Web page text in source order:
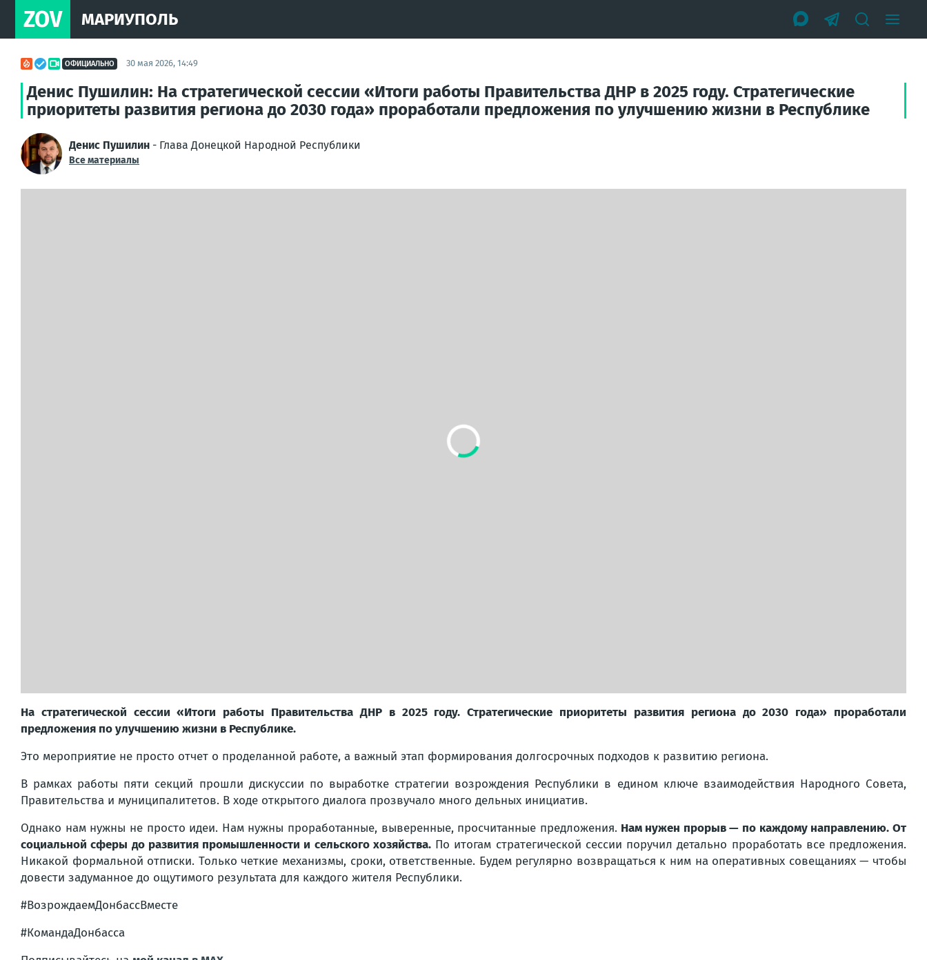
ZOV МАРИУПОЛЬ
ОФИЦИАЛЬНО 30 мая 2026, 14:49
Денис Пушилин: На стратегической сессии «Итоги работы Правительства ДНР в 2025 году. Стратегические
приоритеты развития региона до 2030 года» проработали предложения по улучшению жизни в Республике
Денис Пушилин - Глава Донецкой Народной Республики
Все материалы
На стратегической сессии «Итоги работы Правительства ДНР в 2025 году. Стратегические приоритеты развития региона до 2030 года» проработали
предложения по улучшению жизни в Республике.
Это мероприятие не просто отчет о проделанной работе, а важный этап формирования долгосрочных подходов к развитию региона.
В рамках работы пяти секций прошли дискуссии по выработке стратегии возрождения Республики в едином ключе взаимодействия Народного Совета,
Правительства и муниципалитетов. В ходе открытого диалога прозвучало много дельных инициатив.
Однако нам нужны не просто идеи. Нам нужны проработанные, выверенные, просчитанные предложения. Нам нужен прорыв — по каждому направлению. От
социальной сферы до развития промышленности и сельского хозяйства.По итогам стратегической сессии поручил детально проработать все предложения.
Никакой формальной отписки. Только четкие механизмы, сроки, ответственные. Будем регулярно возвращаться к ним на оперативных совещаниях — чтобы
довести задуманное до ощутимого результата для каждого жителя Республики.
#ВозрождаемДонбассВместе
#КомандаДонбасса